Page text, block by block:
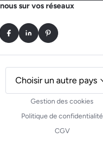
sur vos réseaux
FacebookLinkedInPinterest
Gestion des cookies
Politique de confidentialité
CGV
Choisir un autre pays